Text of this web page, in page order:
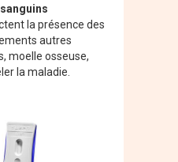
la présence des
autres
moelle osseuse,
la maladie.